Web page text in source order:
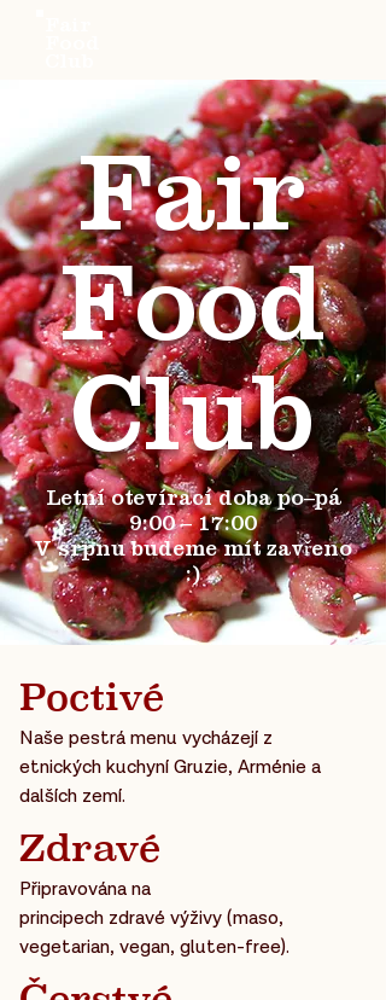
Fair
Food
Club
Letní otevírací doba po–pá
9:00 – 17:00
V srpnu budeme mít zavřeno
:)
Poctivé
Naše pestrá menu vycházejí z
etnických kuchyní Gruzie, Arménie a
dalších zemí.
Zdravé
Připravována na
principech zdravé výživy (maso,
vegetarian, vegan, gluten-free).